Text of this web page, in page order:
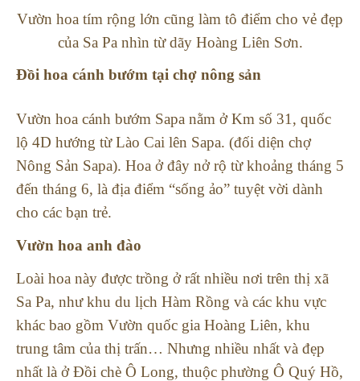
Vườn hoa tím rộng lớn cũng làm tô điểm cho vẻ đẹp
của Sa Pa nhìn từ dãy Hoàng Liên Sơn.
Đồi hoa cánh bướm tại chợ nông sản
Vườn hoa cánh bướm Sapa nằm ở Km số 31, quốc
lộ 4D hướng từ Lào Cai lên Sapa. (đối diện chợ
Nông Sản Sapa). Hoa ở đây nở rộ từ khoảng tháng 5
đến tháng 6, là địa điểm “sống ảo” tuyệt vời dành
cho các bạn trẻ.
Vườn hoa anh đào
Loài hoa này được trồng ở rất nhiều nơi trên thị xã
Sa Pa, như khu du lịch Hàm Rồng và các khu vực
khác bao gồm Vườn quốc gia Hoàng Liên, khu
trung tâm của thị trấn… Nhưng nhiều nhất và đẹp
nhất là ở Đồi chè Ô Long, thuộc phường Ô Quý Hồ,